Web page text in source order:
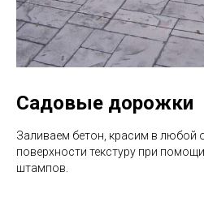
Садовые дорожки
Заливаем бетон, красим в любой
поверхности текстуру при
штампов.